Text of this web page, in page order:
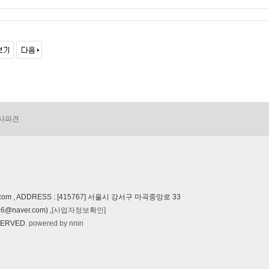
파견
, ADDRESS : [415767] 서울시 강서구 마곡중앙로 33
,[사업자정보확인]
powered by nnin